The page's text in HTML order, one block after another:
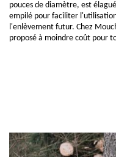
pouces de diamètre, est
empilé pour faciliter
l'enlèvement futur. Chez
proposé à moindre coût pour